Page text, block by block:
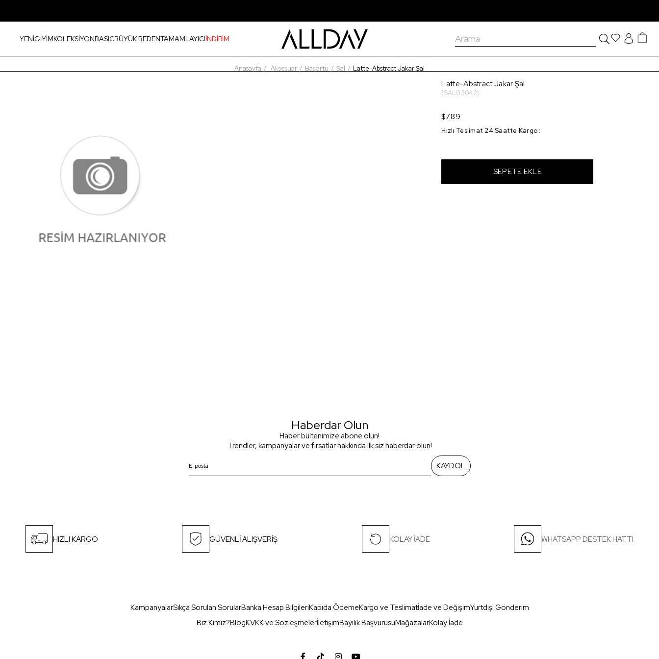
YENİGİYİMKOLEKSİYONBASICBÜYÜK BEDENTAMAMLAYICIİNDİRİM
Anasayfa Aksesuar Başörtü Şal Latte-Abstract Jakar Şal
Latte-Abstract Jakar Şal
(SAL03042)
$7.89
Hızlı Teslimat 24 Saatte Kargo :
Haberdar Olun
Haber bültenimize abone olun!
Trendler, kampanyalar ve fırsatlar hakkında ilk siz haberdar olun!
KAYDOL
HIZLI KARGO GÜVENLİ ALIŞVERİŞ KOLAY İADE WHATSAPP DESTEK HATTI
KampanyalarSıkça Sorulan SorularBanka Hesap BilgileriKapıda ÖdemeKargo ve Teslimatİade ve DeğişimYurtdışı Gönderim
Biz Kimiz?BlogKVKK ve SözleşmelerİletişimBayilik BaşvurusuMağazalarKolay İade